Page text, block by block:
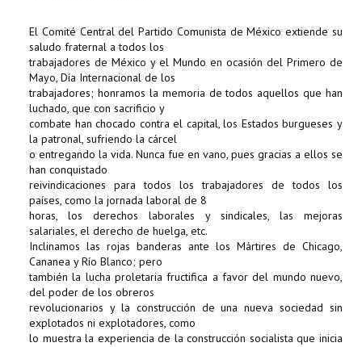
El Comité Central del Partido Comunista de México extiende su
saludo fraternal a todos los
trabajadores de México y el Mundo en ocasión del Primero de
Mayo, Día Internacional de los
trabajadores; honramos la memoria de todos aquellos que han
luchado, que con sacrificio y
combate han chocado contra el capital, los Estados burgueses y
la patronal, sufriendo la cárcel
o entregando la vida. Nunca fue en vano, pues gracias a ellos se
han conquistado
reivindicaciones para todos los trabajadores de todos los
países, como la jornada laboral de 8
horas, los derechos laborales y sindicales, las mejoras
salariales, el derecho de huelga, etc.
Inclinamos las rojas banderas ante los Mártires de Chicago,
Cananea y Río Blanco; pero
también la lucha proletaria fructifica a favor del mundo nuevo,
del poder de los obreros
revolucionarios y la construcción de una nueva sociedad sin
explotados ni explotadores, como
lo muestra la experiencia de la construcción socialista que inicia